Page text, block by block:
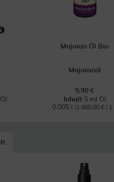
Majoran Öl Bio
Majoranöl
9,90 €
Inhalt 5 ml Öl
0.005 l
(1.980,00 € / 1